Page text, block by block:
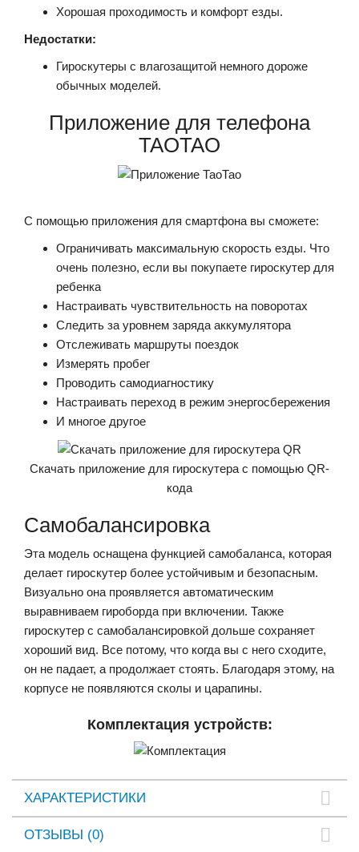
Хорошая проходимость и комфорт езды.
Недостатки:
Гироскутеры с влагозащитой немного дороже
обычных моделей.
Приложение для телефона
TAOTAO
С помощью приложения для смартфона вы сможете:
Ограничивать максимальную скорость езды. Что
очень полезно, если вы покупаете гироскутер для
ребенка
Настраивать чувствительность на поворотах
Следить за уровнем заряда аккумулятора
Отслеживать маршруты поездок
Измерять пробег
Проводить самодиагностику
Настраивать переход в режим энергосбережения
И многое другое
Скачать приложение для гироскутера с помощью QR-
кода
Самобалансировка
Эта модель оснащена функцией самобаланса, которая
делает гироскутер более устойчивым и безопасным.
Визуально она проявляется автоматическим
выравниваем гироборда при включении. Также
гироскутер с самобалансировкой дольше сохраняет
хороший вид. Все потому, что когда вы с него сходите,
он не падает, а продолжает стоять. Благодаря этому, на
корпусе не появляются сколы и царапины.
Комплектация устройств:
ХАРАКТЕРИСТИКИ
ОТЗЫВЫ (0)